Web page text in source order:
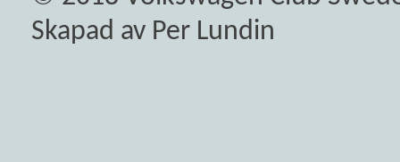
Skapad av Per Lundin